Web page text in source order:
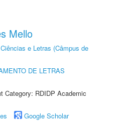
Mello
e Letras (Câmpus de
DE LETRAS
Category: RDIDP Academic
Google Scholar